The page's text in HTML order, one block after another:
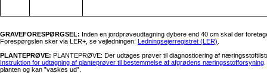
GRAVEFORESPØRGSEL: Inden en jordprøveudtagning dybere end 40 cm skal der
Forespørgslen sker via LER+, se vejledningen: Ledningsejerregistret (LER)
PLANTEPRØVE: PLANTEPRØVE: Der udtages prøver til diagnosticering af
Instruktion for udtagning af planteprøver til bestemmelse af afgrødens næringsstofforsyning
planten og kan ”vaskes ud”.